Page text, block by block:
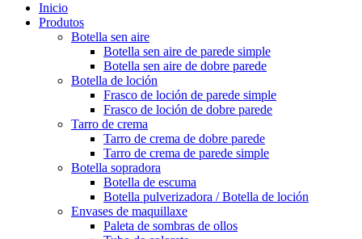
Inicio
Produtos
Botella sen aire
Botella sen aire de parede simple
Botella sen aire de dobre parede
Botella de loción
Frasco de loción de parede simple
Frasco de loción de dobre parede
Tarro de crema
Tarro de crema de dobre parede
Tarro de crema de parede simple
Botella sopradora
Botella de escuma
Botella pulverizadora / Botella de loción
Envases de maquillaxe
Paleta de sombras de ollos